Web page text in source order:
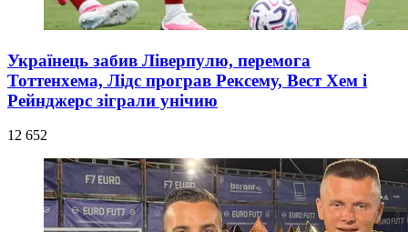
Українець забив Ліверпулю, перемога
Тоттенхема, Лідс програв Рексему, Вест Хем і
Рейнджерс зіграли унічию
12 652